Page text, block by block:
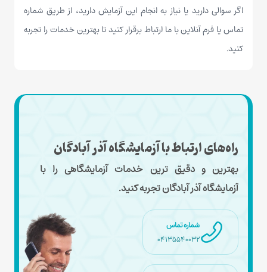
اگر سوالی دارید یا نیاز به انجام این آزمایش دارید، از طریق شماره
تماس یا فرم آنلاین با ما ارتباط برقرار کنید تا بهترین خدمات را تجربه
کنید.
راه‌های ارتباط با آزمایشگاه آذر آبادگان
بهترین و دقیق ترین خدمات آزمایشگاهی را با
آزمایشگاه آذر آبادگان تجربه کنید.
شماره تماس
04135540032